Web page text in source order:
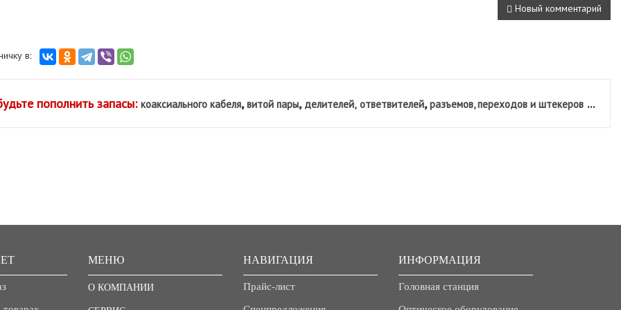
Новый комментарий
в:
пополнить запасы: коаксиального кабеля,витой пары, делителей, ответвителей,разъемов, переходов и штекеров ...
МЕНЮ
О КОМПАНИИ
НАВИГАЦИЯ
Прайс-лист
ИНФОРМАЦИЯ
Головная станция